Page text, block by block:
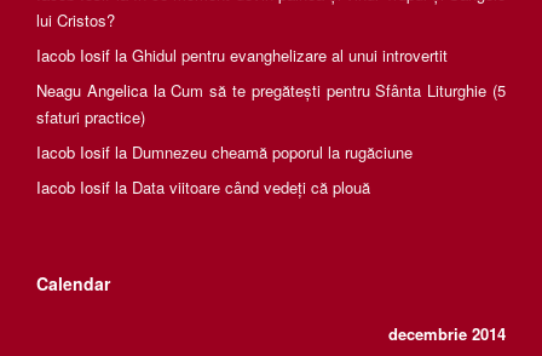
lui Cristos?
Iacob Iosif la Ghidul pentru evanghelizare al unui introvertit
Neagu AngelicalaCum să te pregătești pentru Sfânta Liturghie (5
sfaturi practice)
Iacob Iosif la Dumnezeu cheamă poporul la rugăciune
Iacob Iosif la Data viitoare când vedeți că plouă
Calendar
decembrie 2014